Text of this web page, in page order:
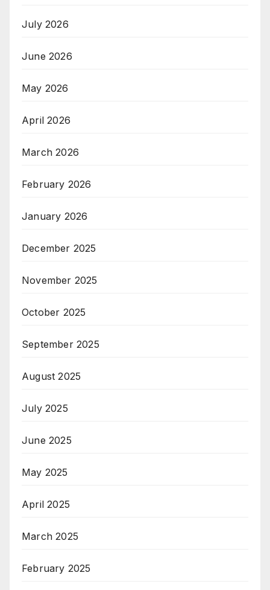
July 2026
June 2026
May 2026
April 2026
March 2026
February 2026
January 2026
December 2025
November 2025
October 2025
September 2025
August 2025
July 2025
June 2025
May 2025
April 2025
March 2025
February 2025